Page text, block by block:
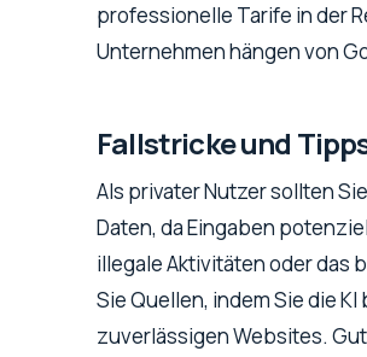
professionelle Tarife in der
Unternehmen hängen von
Fallstricke und
Als privater Nutzer sollten
Daten, da Eingaben
illegale Aktivitäten oder das
Sie Quellen, indem Sie die
zuverlässigen Websites.